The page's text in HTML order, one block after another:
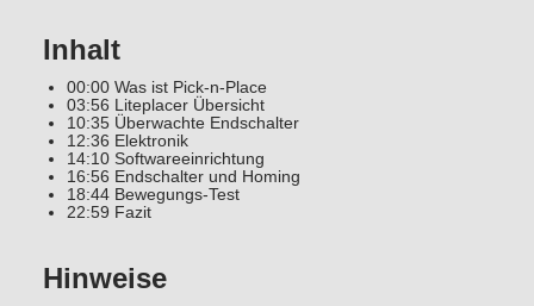
Inhalt
00:00 Was ist Pick-n-Place
03:56 Liteplacer Übersicht
10:35 Überwachte Endschalter
12:36 Elektronik
14:10 Softwareeinrichtung
16:56 Endschalter und Homing
18:44 Bewegungs-Test
22:59 Fazit
Hinweise